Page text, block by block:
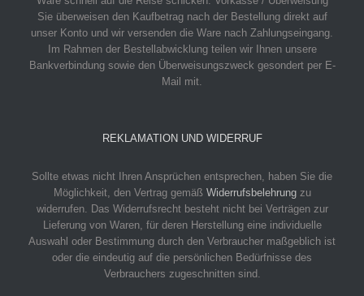
Sie überweisen den Kaufbetrag nach der Bestellung direkt auf
unser Konto und wir versenden die Ware nach Zahlungseingang.
Im Rahmen der Bestellabwicklung teilen wir Ihnen unsere
Bankverbindung sowie den Überweisungszweck gesondert per E-
Mail mit.
REKLAMATION UND WIDERRUF
Sollte etwas nicht Ihren Ansprüchen entsprechen, haben Sie die
Möglichkeit, den Vertrag gemäß Widerrufsbelehrungzu
widerrufen. Das Widerrufsrecht besteht nicht bei Verträgen zur
Lieferung von Waren, für deren Herstellung eine individuelle
Auswahl oder Bestimmung durch den Verbraucher maßgeblich ist
oder die eindeutig auf die persönlichen Bedürfnisse des
Verbrauchers zugeschnitten sind.